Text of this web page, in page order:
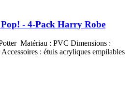
- 4-Pack Harry Robe
Matériau : PVC Dimensions :
: étuis acryliques empilables